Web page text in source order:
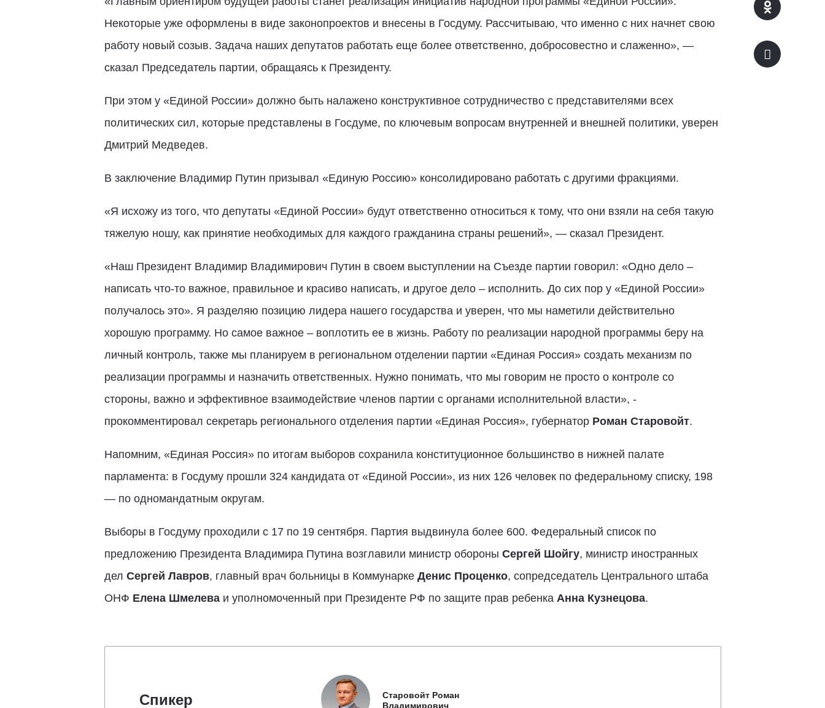
Некоторые уже оформлены в виде законопроектов и внесены в Госдуму. Рассчитываю, что именно с них начнет свою
работу новый созыв. Задача наших депутатов работать еще более ответственно, добросовестно и слаженно», —
сказал Председатель партии, обращаясь к Президенту.
При этом у «Единой России» должно быть налажено конструктивное сотрудничество с представителями всех
политических сил, которые представлены в Госдуме, по ключевым вопросам внутренней и внешней политики, уверен
Дмитрий Медведев.
В заключение Владимир Путин призывал «Единую Россию» консолидировано работать с другими фракциями.
«Я исхожу из того, что депутаты «Единой России» будут ответственно относиться к тому, что они взяли на себя такую
тяжелую ношу, как принятие необходимых для каждого гражданина страны решений», — сказал Президент.
«Наш Президент Владимир Владимирович Путин в своем выступлении на Съезде партии говорил: «Одно дело –
написать что-то важное, правильное и красиво написать, и другое дело – исполнить. До сих пор у «Единой России»
получалось это». Я разделяю позицию лидера нашего государства и уверен, что мы наметили действительно
хорошую программу. Но самое важное – воплотить ее в жизнь. Работу по реализации народной программы беру на
личный контроль, также мы планируем в региональном отделении партии «Единая Россия» создать механизм по
реализации программы и назначить ответственных. Нужно понимать, что мы говорим не просто о контроле со
стороны, важно и эффективное взаимодействие членов партии с органами исполнительной власти», -
прокомментировал секретарь регионального отделения партии «Единая Россия», губернатор Роман Старовойт.
Напомним, «Единая Россия» по итогам выборов сохранила конституционное большинство в нижней палате
парламента: в Госдуму прошли 324 кандидата от «Единой России», из них 126 человек по федеральному списку, 198
— по одномандатным округам.
Выборы в Госдуму проходили с 17 по 19 сентября. Партия выдвинула более 600. Федеральный список по
предложению Президента Владимира Путина возглавили министр обороны Сергей Шойгу, министр иностранных
дел Сергей Лавров, главный врач больницы в Коммунарке Денис Проценко, сопредседатель Центрального штаба
ОНФ Елена Шмелеваи уполномоченный при Президенте РФ по защите прав ребенка Анна Кузнецова.
Спикер
Старовойт Роман
Владимирович